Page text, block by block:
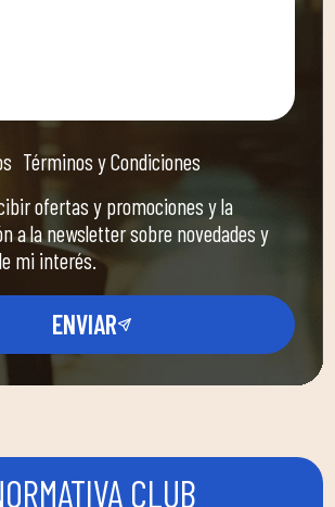
Términos y Condiciones
ofertas y promociones y la
a la newsletter sobre novedades y
mi interés.
ENVIAR
CLUB